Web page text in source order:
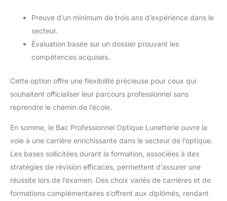
Preuve d’un minimum de trois ans d’expérience dans le
secteur.
Évaluation basée sur un dossier prouvant les
compétences acquises.
Cette option offre une flexibilité précieuse pour ceux qui
souhaitent officialiser leur parcours professionnel sans
reprendre le chemin de l’école.
En somme, le Bac Professionnel Optique Lunetterie ouvre la
voie à une carrière enrichissante dans le secteur de l’optique.
Les bases sollicitées durant la formation, associées à des
stratégies de révision efficaces, permettent d’assurer une
réussite lors de l’examen. Des choix variés de carrières et de
formations complémentaires s’offrent aux diplômés, rendant